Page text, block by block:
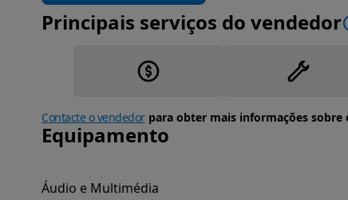
Principais serviços do vendedor
Contacte o vendedorpara obter mais informações sobre
Equipamento
Áudio e Multimédia